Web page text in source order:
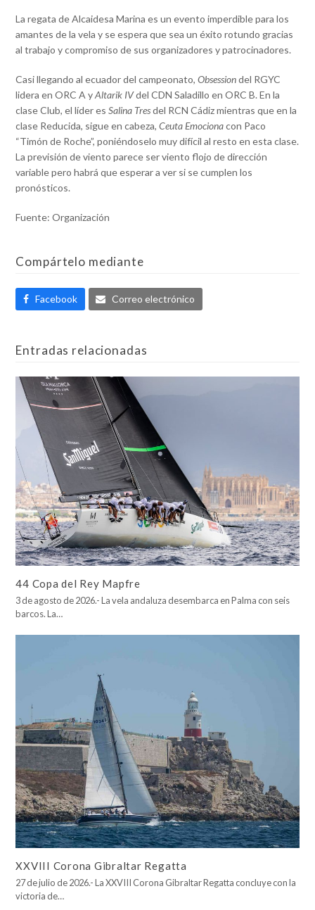
La regata de Alcaidesa Marina es un evento imperdible para los
amantes de la vela y se espera que sea un éxito rotundo gracias
al trabajo y compromiso de sus organizadores y patrocinadores.
Casi llegando al ecuador del campeonato,Obsessiondel RGYC
lidera en ORC A yAltarik IVdel CDN Saladillo en ORC B. En la
clase Club, el líder esSalina Tresdel RCN Cádiz mientras que en la
clase Reducida, sigue en cabeza,Ceuta Emocionacon Paco
“Timón de Roche”, poniéndoselo muy difícil al resto en esta clase.
La previsión de viento parece ser viento flojo de dirección
variable pero habrá que esperar a ver si se cumplen los
pronósticos.
Fuente: Organización
Compártelo mediante
Facebook Correo electrónico
Entradas relacionadas
44 Copa del Rey Mapfre
3 de agosto de 2026.- La vela andaluza desembarca en Palma con seis
barcos. La…
XXVIII Corona Gibraltar Regatta
27 de julio de 2026.- La XXVIII Corona Gibraltar Regatta concluye con la
victoria de…